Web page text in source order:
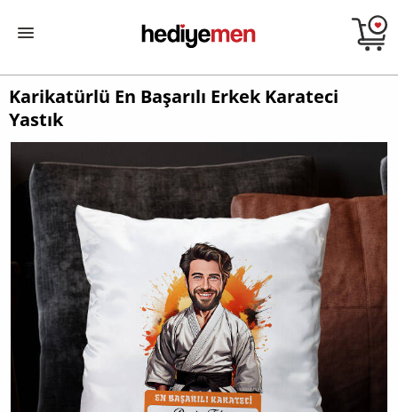
Karikatürlü En Başarılı Erkek Karateci
Yastık